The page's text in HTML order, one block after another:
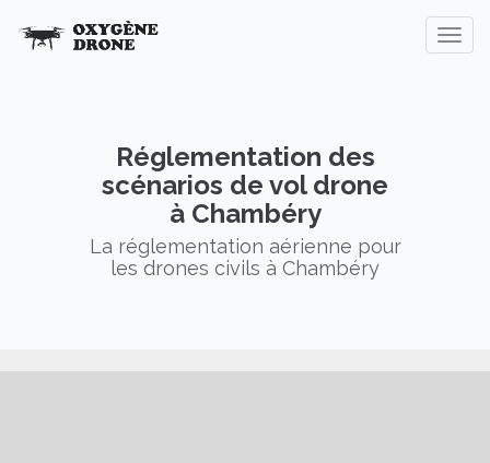
Réglementation des
scénarios de vol drone
à Chambéry
La réglementation aérienne pour
les drones civils à Chambéry